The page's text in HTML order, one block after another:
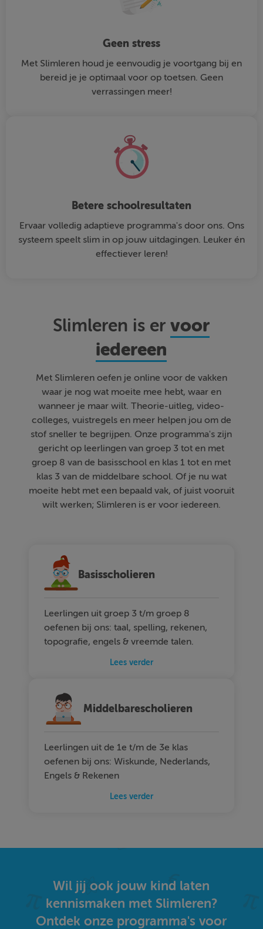
Geen stress
Met Slimleren houd je eenvoudig je voortgang bij en
bereid je je optimaal voor op toetsen. Geen
verrassingen meer!
Betere schoolresultaten
Ervaar volledig adaptieve programma's door ons. Ons
systeem speelt slim in op jouw uitdagingen. Leuker én
effectiever leren!
Slimleren is ervoor
iedereen
Met Slimleren oefen je online voor de vakken
waar je nog wat moeite mee hebt, waar en
wanneer je maar wilt. Theorie-uitleg, video-
colleges, vuistregels en meer helpen jou om de
stof sneller te begrijpen. Onze programma's zijn
gericht op leerlingen van groep 3 tot en met
groep 8 van de basisschool en klas 1 tot en met
klas 3 van de middelbare school. Of je nu wat
moeite hebt met een bepaald vak, of juist vooruit
wilt werken; Slimleren is er voor iedereen.
Basisscholieren
Leerlingen uit groep 3 t/m groep 8
oefenen bij ons: taal, spelling, rekenen,
topografie, engels & vreemde talen.
Lees verder
Middelbarescholieren
Leerlingen uit de 1e t/m de 3e klas
oefenen bij ons: Wiskunde, Nederlands,
Engels & Rekenen
Lees verder
Wil jij ook jouw kind laten
kennismaken met Slimleren?
Ontdek onze programma's voor